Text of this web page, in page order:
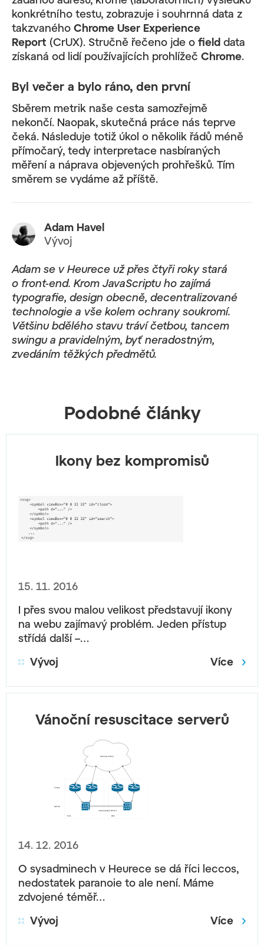
konkrétního testu, zobrazuje i souhrnná data z
takzvaného Chrome User Experience
Report (CrUX). Stručně řečeno jde o field data
získaná od lidí používajících prohlížeč Chrome.
Byl večer a bylo ráno, den první
Sběrem metrik naše cesta samozřejmě
nekončí. Naopak, skutečná práce nás teprve
čeká. Následuje totiž úkol o několik řádů méně
přímočarý, tedy interpretace nasbíraných
měření a náprava objevených prohřešků. Tím
směrem se vydáme až příště.
Adam Havel
Vývoj
Adam se v Heurece už přes čtyři roky stará
o front-end. Krom JavaScriptu ho zajímá
typografie, design obecně, decentralizované
technologie a vše kolem ochrany soukromí.
Většinu bdělého stavu tráví četbou, tancem
swingu a pravidelným, byť neradostným,
zvedáním těžkých předmětů.
Podobné články
Ikony bez kompromisů
15. 11. 2016
I přes svou malou velikost představují ikony
na webu zajímavý problém. Jeden přístup
střídá další –…
Vývoj
Více
Vánoční resuscitace serverů
14. 12. 2016
O sysadminech v Heurece se dá říci leccos,
nedostatek paranoie to ale není. Máme
zdvojené téměř…
Vývoj
Více